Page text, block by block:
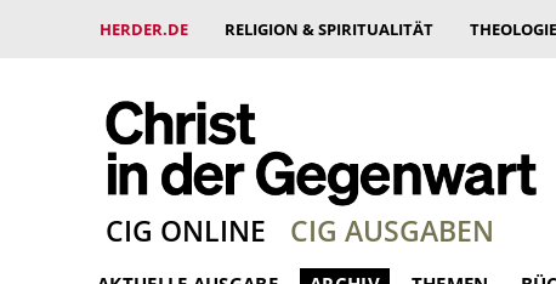
HERDER.DE RELIGION & SPIRITUALITÄT
CIG ONLINE CIG AUSGABEN